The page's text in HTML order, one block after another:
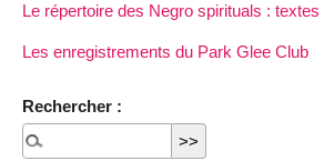
Le répertoire des Negro spirituals :
Les enregistrements du Park Glee Club
Rechercher :